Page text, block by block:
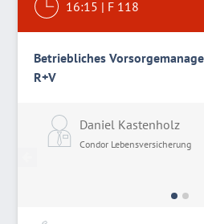
16:15 | F 118
Betriebliches
R+V
Daniel Kastenholz
Condor Lebensversicherung